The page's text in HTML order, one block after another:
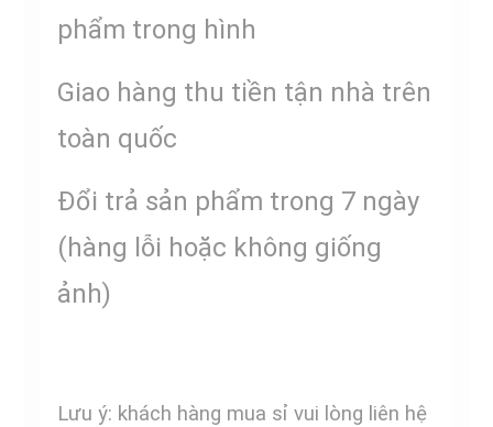
phẩm trong hình
Giao hàng thu tiền tận nhà trên
toàn quốc
Đổi trả sản phẩm trong 7 ngày
(hàng lỗi hoặc không giống
ảnh)
Lưu ý: khách hàng mua sỉ vui lòng liên hệ